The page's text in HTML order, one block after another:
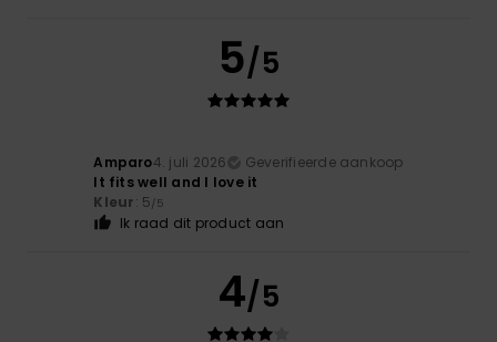
5/5
Amparo4. juli 2026
Geverifieerde aankoop
It fits well and I love it
Kleur: 5/5
Ik raad dit product aan
4/5